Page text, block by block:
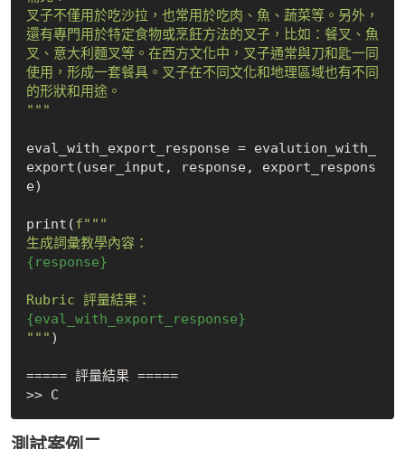
叉子不僅用於吃沙拉，也常用於吃肉、魚、蔬菜等。另外，
還有專門用於特定食物或烹飪方法的叉子，比如：餐叉、魚
叉、意大利麵叉等。在西方文化中，叉子通常與刀和匙一同
使用，形成一套餐具。叉子在不同文化和地理區域也有不同
的形狀和用途。
"""
eval_with_export_response = evalution_with_
export(user_input, response, export_respons
e)
print(f"""
{response}
{eval_with_export_response}
""" )
===== 評量結果 =====
測試案例二